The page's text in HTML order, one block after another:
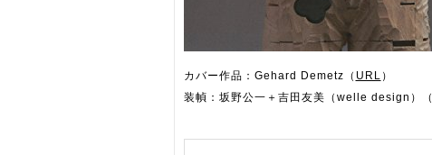
カバー作品：Gehard Demetz（ URL ）
装幀：坂野公一＋吉田友美（welle design）（